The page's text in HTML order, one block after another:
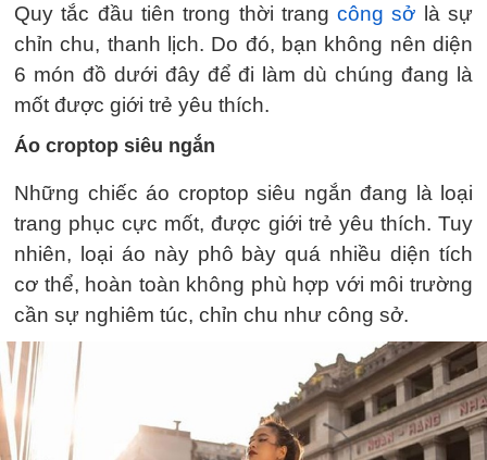
Quy tắc đầu tiên trong thời trangcông sở là sự
chỉn chu, thanh lịch. Do đó, bạn không nên diện
6 món đồ dưới đây để đi làm dù chúng đang là
mốt được giới trẻ yêu thích.
Áo croptop siêu ngắn
Những chiếc áo croptop siêu ngắn đang là loại
trang phục cực mốt, được giới trẻ yêu thích. Tuy
nhiên, loại áo này phô bày quá nhiều diện tích
cơ thể, hoàn toàn không phù hợp với môi trường
cần sự nghiêm túc, chỉn chu như công sở.